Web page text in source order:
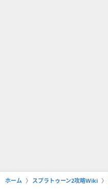
ホーム スプラトゥーン2攻略Wiki